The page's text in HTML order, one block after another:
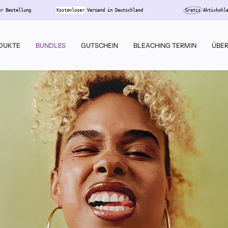
zu jeder Bestellung KostenloserVersand in Deutschland
BUNDLES GUTSCHEIN BLEACHING TERMIN